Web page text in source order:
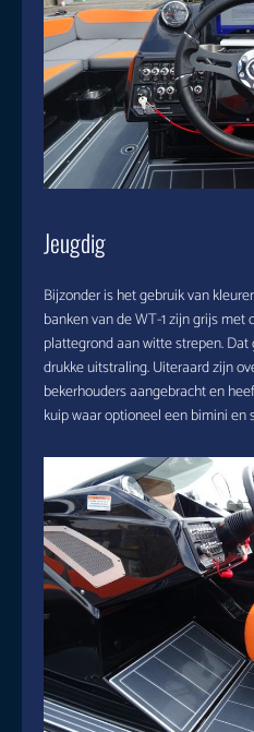
Jeugdig
Bijzonder is het gebruik van
banken van de WT-1 zijn grijs
plattegrond aan witte strepen.
drukke uitstraling. Uiteraard zijn
bekerhouders aangebracht en
kuip waar optioneel een bimini en